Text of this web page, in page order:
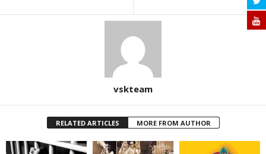
vskteam
RELATED ARTICLES MORE FROM AUTHOR